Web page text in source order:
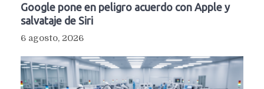
Google pone en peligro acuerdo con Apple y
salvataje de Siri
6 agosto, 2026